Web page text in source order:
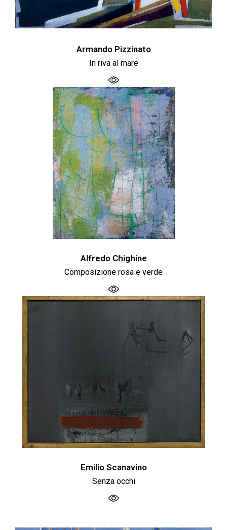
Armando Pizzinato
In riva al mare
Alfredo Chighine
Composizione rosa e verde
Emilio Scanavino
Senza occhi